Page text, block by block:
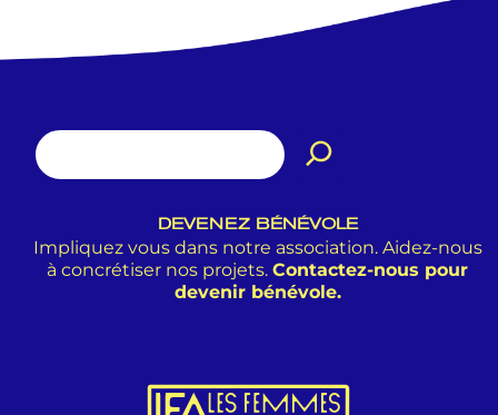
DEVENEZ BÉNÉVOLE
Impliquez vous dans notre association. Aidez-nous
à concrétiser nos projets. Contactez-nous pour
devenir bénévole.